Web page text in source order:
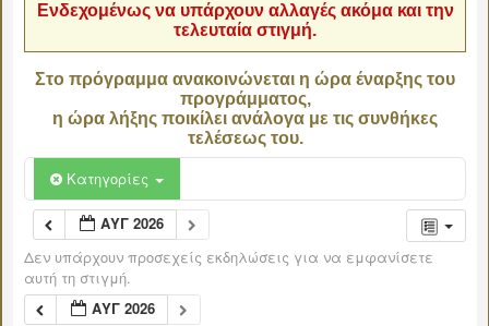
Ενδεχομένως να υπάρχουν αλλαγές ακόμα και την
τελευταία στιγμή.
Στο πρόγραμμα ανακοινώνεται η ώρα έναρξης του
προγράμματος,
η ώρα λήξης ποικίλει ανάλογα με τις συνθήκες
τελέσεως του.
Κατηγορίες
ΑΥΓ 2026
Δεν υπάρχουν προσεχείς εκδηλώσεις για να εμφανίσετε
αυτή τη στιγμή.
ΑΥΓ 2026